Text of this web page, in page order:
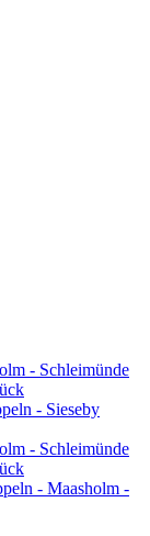
- Schleimünde
- Sieseby
- Schleimünde
- Maasholm -